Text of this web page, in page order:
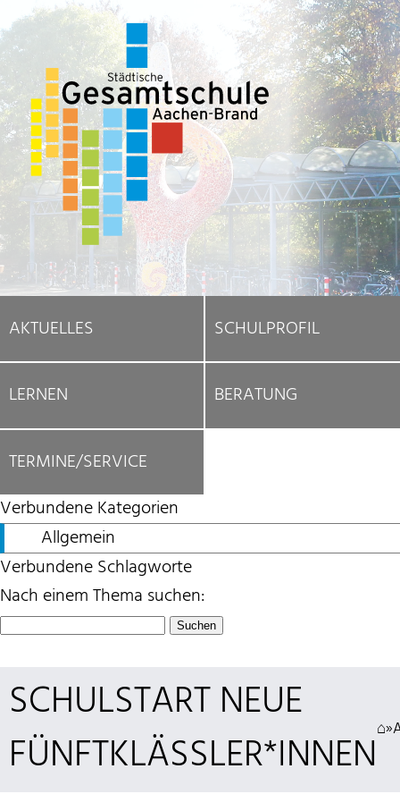
AKTUELLES SCHULPROFIL
LERNEN BERATUNG
TERMINE/SERVICE
SCHULSTART NEUE
FÜNFTKLÄSSLER*INNEN⌂»
Verbundene Kategorien
Allgemein
Verbundene Schlagworte
Nach einem Thema suchen:
Suchen